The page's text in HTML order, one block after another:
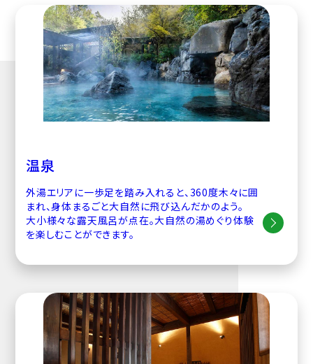
温泉
外湯エリアに一歩足を踏み入れると、360度木々に囲
まれ、身体まるごと大自然に飛び込んだかのよう。
大小様々な露天風呂が点在。大自然の湯めぐり体験
を楽しむことができます。